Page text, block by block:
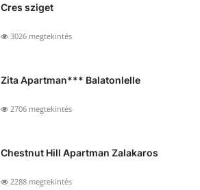
Cres sziget
3026 megtekintés
Zita Apartman*** Balatonlelle
2706 megtekintés
Chestnut Hill Apartman Zalakaros
2288 megtekintés